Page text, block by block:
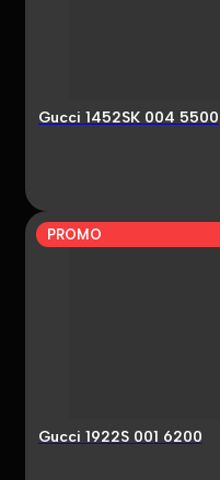
Gucci 1452SK 004 5500
PROMO
Gucci 1922S 001 6200